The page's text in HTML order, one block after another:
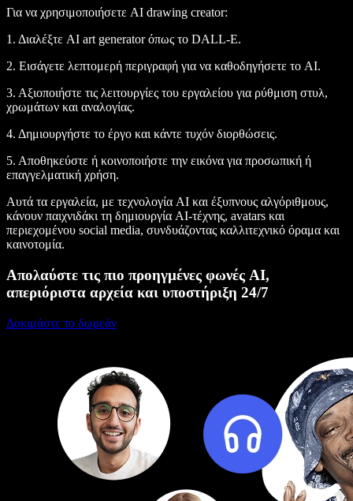
Για να χρησιμοποιήσετε AI drawing creator:
1. Διαλέξτε AI art generator όπως το DALL-E.
2. Εισάγετε λεπτομερή περιγραφή για να καθοδηγήσετε το AI.
3. Αξιοποιήστε τις λειτουργίες του εργαλείου για ρύθμιση στυλ,
χρωμάτων και αναλογίας.
4. Δημιουργήστε το έργο και κάντε τυχόν διορθώσεις.
5. Αποθηκεύστε ή κοινοποιήστε την εικόνα για προσωπική ή
επαγγελματική χρήση.
Αυτά τα εργαλεία, με τεχνολογία AI και έξυπνους αλγόριθμους,
κάνουν παιχνιδάκι τη δημιουργία AI-τέχνης, avatars και
περιεχομένου social media, συνδυάζοντας καλλιτεχνικό όραμα και
καινοτομία.
Απολαύστε τις πιο προηγμένες φωνές AI,
απεριόριστα αρχεία και υποστήριξη 24/7
Δοκιμάστε το δωρεάν